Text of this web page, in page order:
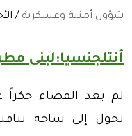
شؤون أمنية وعسكرية / الأحد 31 ماي 2026 / لا
أنتلجنسيا:لبنى
لم يعد الفضاء حكراً
تحول إلى ساحة